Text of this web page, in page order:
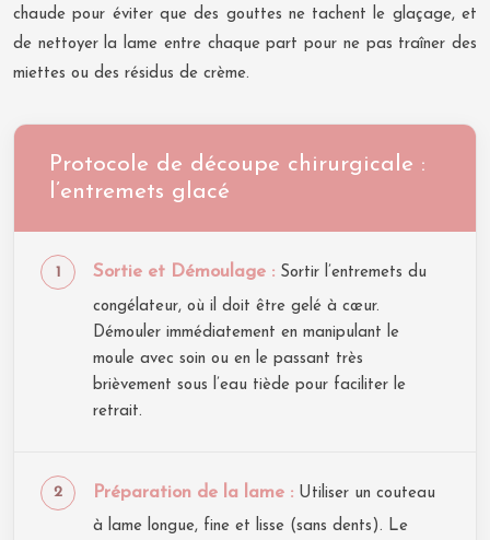
chaude pour éviter que des gouttes ne tachent le glaçage, et
de nettoyer la lame entre chaque part pour ne pas traîner des
miettes ou des résidus de crème.
Protocole de découpe chirurgicale :
l’entremets glacé
Sortie et Démoulage : Sortir l’entremets du
congélateur, où il doit être gelé à cœur.
Démouler immédiatement en manipulant le
moule avec soin ou en le passant très
brièvement sous l’eau tiède pour faciliter le
retrait.
Préparation de la lame : Utiliser un couteau
à lame longue, fine et lisse (sans dents). Le